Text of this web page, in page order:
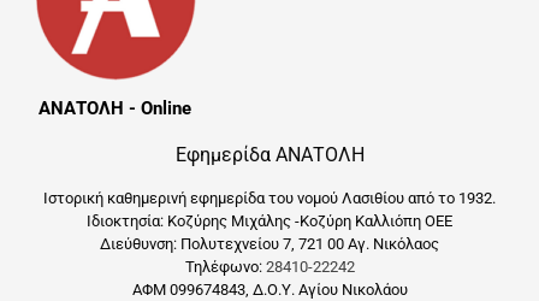
ΑΝΑΤΟΛΗ - Online
Εφημερίδα ΑΝΑΤΟΛΗ
Ιστορική καθημερινή εφημερίδα του νομού Λασιθίου από το 1932.
Ιδιοκτησία: Κοζύρης Μιχάλης -Κοζύρη Καλλιόπη ΟΕΕ
Διεύθυνση: Πολυτεχνείου 7, 721 00 Αγ. Νικόλαος
Τηλέφωνο: 28410-22242
ΑΦΜ 099674843, Δ.Ο.Υ. Αγίου Νικολάου